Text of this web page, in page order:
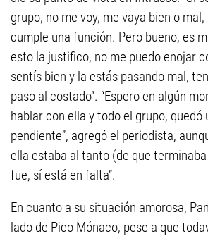
grupo, no me voy, me vaya bien o
cumple una función. Pero bueno, es
esto la justifico, no me puedo enojar
sentís bien y la estás pasando mal,
paso al costado”. “Espero en algún
hablar con ella y todo el grupo, quedó
pendiente”, agregó el periodista,
ella estaba al tanto (de que
fue, sí está en falta”.
En cuanto a su situación amorosa,
lado de Pico Mónaco, pese a que